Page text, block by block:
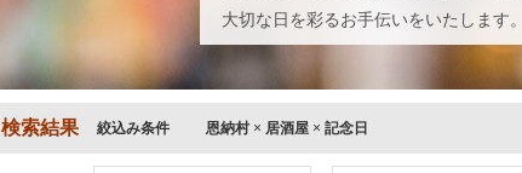
大切な日を彩るお手伝いをいたします。
検索結果 絞込み条件 恩納村 × 居酒屋 × 記念日